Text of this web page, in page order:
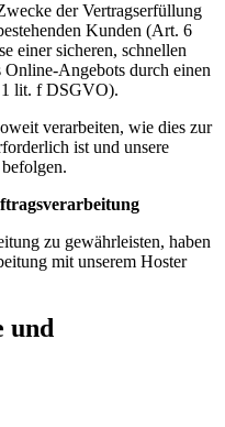
der Vertragserfüllung
Kunden (Art. 6
einer sicheren, schnellen
Online-Angebots durch einen
1 lit. f DSGVO).
verarbeiten, wie dies zur
ist und unsere
zu gewährleisten, haben
mit unserem Hoster
und